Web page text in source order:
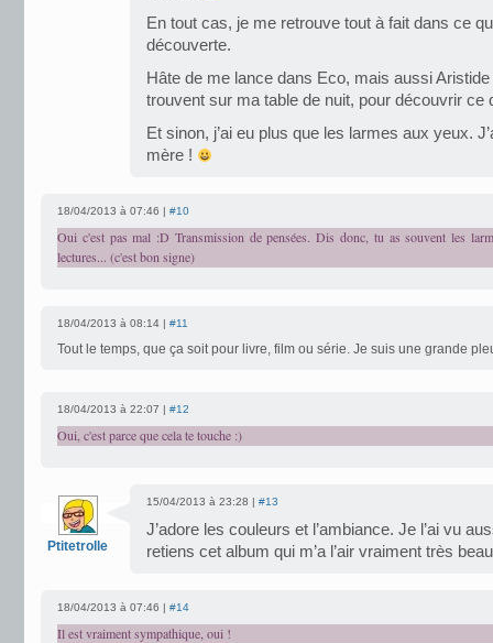
En tout cas, je me retrouve tout à fait dans ce
découverte.
Hâte de me lance dans Eco, mais aussi
trouvent sur ma table de nuit, pour découvrir ce
Et sinon, j’ai eu plus que les larmes aux yeux.
mère !
18/04/2013 à 07:46 | #10
Oui c'est pas mal :D Transmission de pensées. Dis donc, tu as souvent les
lectures... (c'est bon signe)
18/04/2013 à 08:14 | #11
Tout le temps, que ça soit pour livre, film ou série. Je suis une grande
18/04/2013 à 22:07 | #12
Oui, c'est parce que cela te touche :)
Ptitetrolle
15/04/2013 à 23:28 | #13
J’adore les couleurs et l’ambiance. Je l’ai vu
retiens cet album qui m’a l’air vraiment très beau
18/04/2013 à 07:46 | #14
Il est vraiment sympathique, oui !